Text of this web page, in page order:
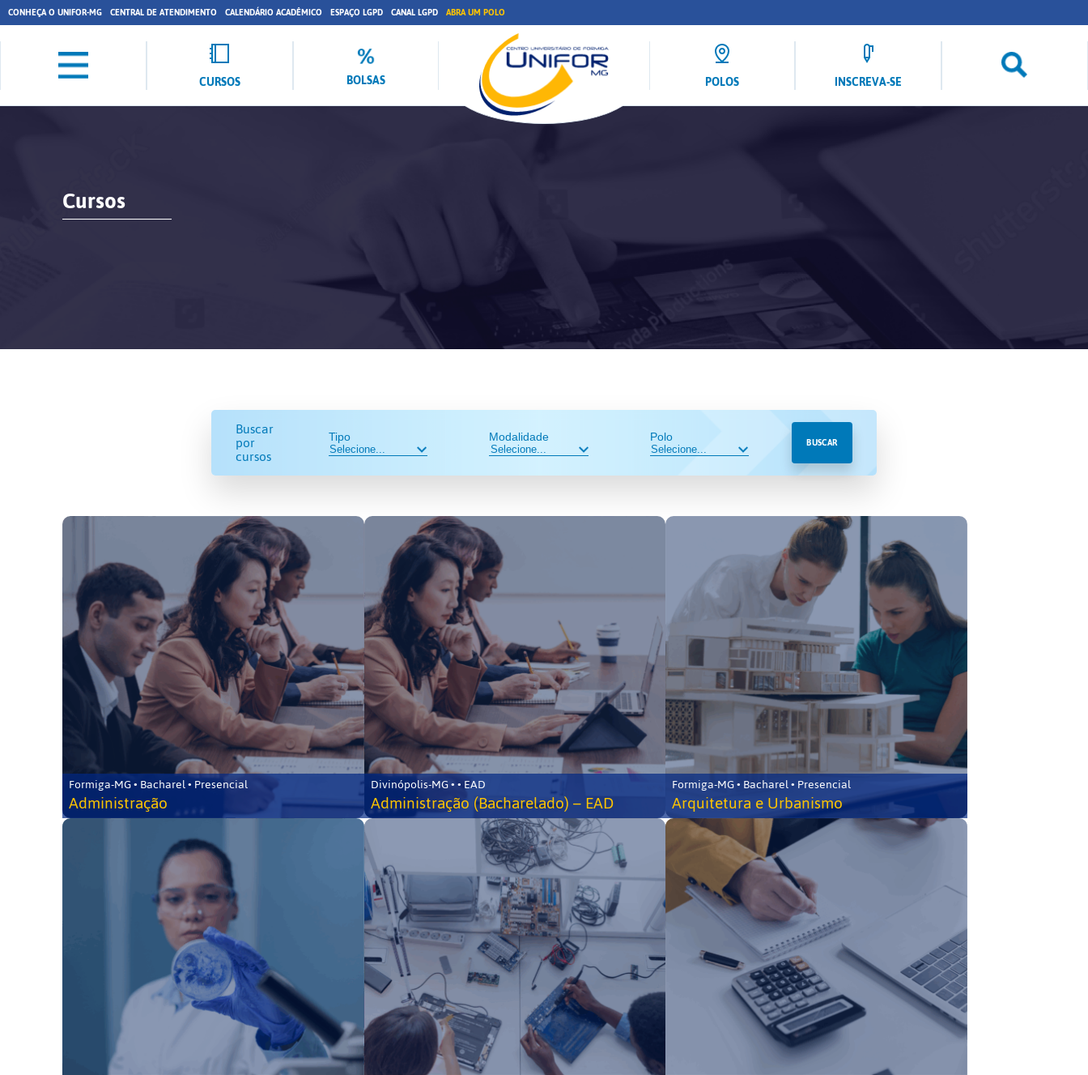
CONHEÇA O UNIFOR-MG CENTRAL DE ATENDIMENTO CALENDÁRIO ACADÊMICO ESPAÇO LGPD CANAL LGPD ABRA UM POLO
CURSOS BOLSAS POLOS INSCREVA-SE
Cursos
Buscar
por
cursos
Tipo Modalidade Polo BUSCAR
Formiga-MG • Bacharel • Presencial
Administração
Divinópolis-MG • • EAD
Administração (Bacharelado) – EAD
Formiga-MG • Bacharel • Presencial
Arquitetura e Urbanismo